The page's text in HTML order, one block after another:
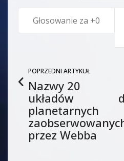
0
POPRZEDNI ARTYKUŁ
Nazwy 20
układów
planetarnych
przez Webba